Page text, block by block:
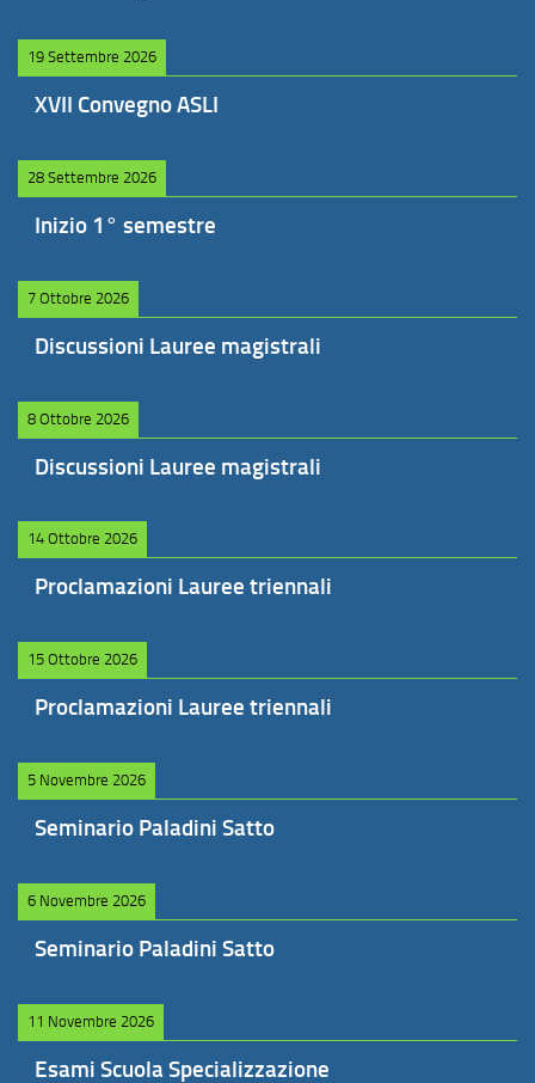
19 Settembre 2026
XVII Convegno ASLI
28 Settembre 2026
Inizio 1° semestre
7 Ottobre 2026
Discussioni Lauree magistrali
8 Ottobre 2026
Discussioni Lauree magistrali
14 Ottobre 2026
Proclamazioni Lauree triennali
15 Ottobre 2026
Proclamazioni Lauree triennali
5 Novembre 2026
Seminario Paladini Satto
6 Novembre 2026
Seminario Paladini Satto
11 Novembre 2026
Esami Scuola Specializzazione